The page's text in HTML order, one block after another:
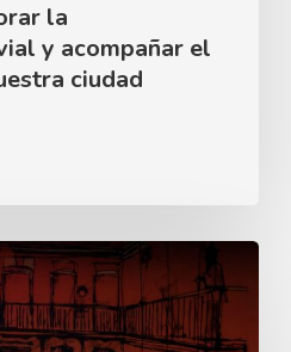
la
y acompañar el
ciudad